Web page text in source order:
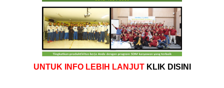
UNTUK INFO LEBIH LANJUT KLIK DISINI